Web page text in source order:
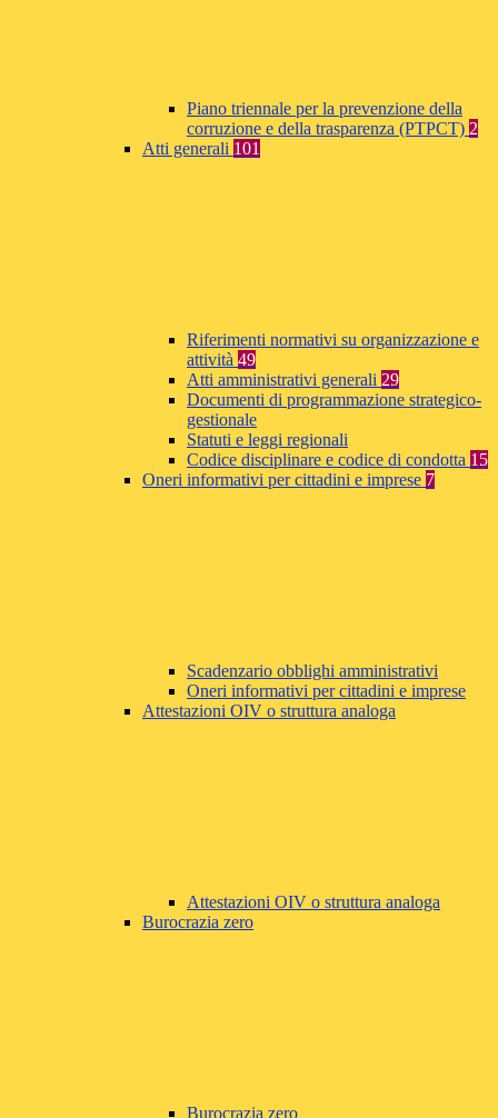
Piano triennale per la prevenzione della
corruzione e della trasparenza (PTPCT) 2
Atti generali 101
Riferimenti normativi su organizzazione e
attività 49
Atti amministrativi generali 29
Documenti di programmazione strategico-
gestionale
Statuti e leggi regionali
Codice disciplinare e codice di condotta 15
Oneri informativi per cittadini e imprese 7
Scadenzario obblighi amministrativi
Oneri informativi per cittadini e imprese
Attestazioni OIV o struttura analoga
Attestazioni OIV o struttura analoga
Burocrazia zero
Burocrazia zero